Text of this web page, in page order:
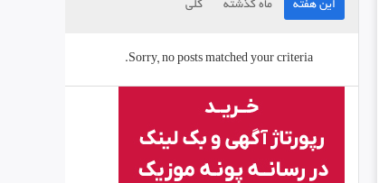
این هفته ماه گذشته کلی
Sorry, no posts matched your criteria.